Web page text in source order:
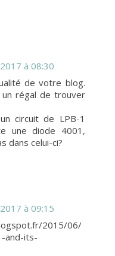
à 08:30
de votre blog.
régal de trouver
circuit de LPB-1
une diode 4001,
dans celui-ci?
à 09:15
2015/06/
and-its-